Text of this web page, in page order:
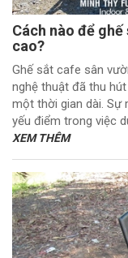
Cách nào để
cao?
Ghế sắt cafe sân
nghệ thuật đã thu
một thời gian dài. Sự
yếu điểm trong việc
XEM THÊM